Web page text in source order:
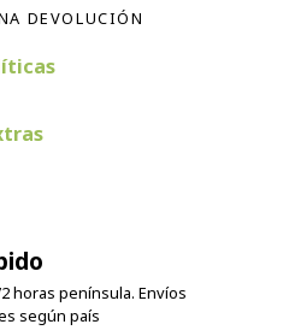
DEVOLUCIÓN
horas península. Envíos
según país